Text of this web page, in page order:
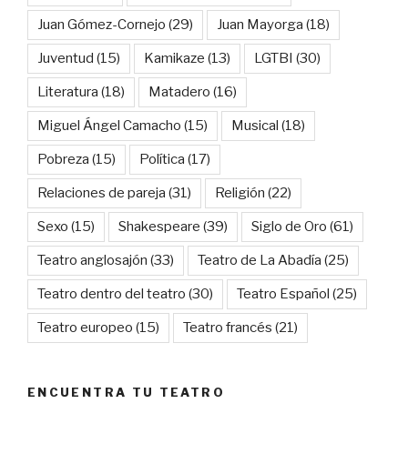
Juan Gómez-Cornejo (29) Juan Mayorga (18)
Juventud (15) Kamikaze (13) LGTBI (30)
Literatura (18) Matadero (16)
Miguel Ángel Camacho (15) Musical (18)
Pobreza (15) Política (17)
Relaciones de pareja (31) Religión (22)
Sexo (15) Shakespeare (39) Siglo de Oro (61)
Teatro anglosajón (33) Teatro de La Abadía (25)
Teatro dentro del teatro (30) Teatro Español (25)
Teatro europeo (15) Teatro francés (21)
ENCUENTRA TU TEATRO